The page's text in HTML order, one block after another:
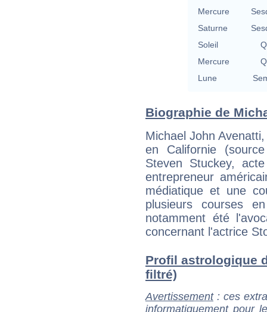
Mercure
Saturne
Soleil
Mercure
Lune
Biographie de
Michael John
en Californie
Steven Stuckey,
entrepreneur
médiatique et une
plusieurs courses
notamment été
concernant l'actrice
Profil astrologique
filtré)
Avertissement: ces
informatiquement pour